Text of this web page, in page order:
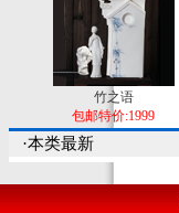
竹之语
包邮特价:1999
·本类最新